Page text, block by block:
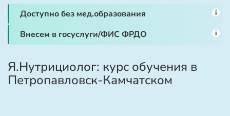
Доступно без мед.образования i
Внесем в госуслуги/ФИС ФРДО i
Я.Нутрициолог: курс обучения в
Петропавловск-Камчатском